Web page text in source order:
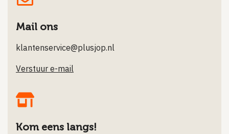
Mail ons
klantenservice@plusjop.nl
Verstuur e-mail
Kom eens langs!